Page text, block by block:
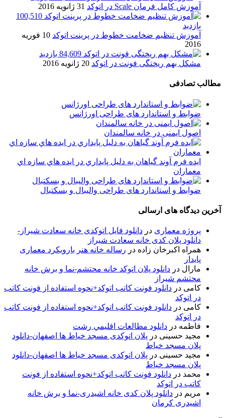
آموزش کامل فرمان Scale در اتوکد
31 ژانویه 2016
100,510
بازدید
آموزش تنظیم ضخامت خطوط در پرینت اتوکد
10 فوریه
2016
84,609 بازدید
مشکل بهم ریختگی فونت در اتوکد 20 ژانویه 2016
مطالب تصادفی
ضوابط و استاندارد های طراحی اورژانس
اصول ایمنی در خانه سالمندان
ایده فرم آوند گياهان به دليل پايداري در ايده هاي سازه اي
معماران
ضوابط و استاندارد های طراحی والیبال و بسکتبال
آخرین دیدگاه های ارسالی
پروژه معماری در دانلود فایل اتوکدی خانه سعادت شیراز-
دانلود پلان کدی خانه سعادت شیراز
همراه اکبرخان زاده در رساله خانه هنر بارویکرد معماری
پایدار
مارال در دانلود پلان اتوکد خانه محتشم-نما و برش خانه
محتشم شیراز
کامی در دانلود فونت کاتب اتوکد+نحوه استفاده از فونت کاتب
در اتوکد
کامی در دانلود فونت کاتب اتوکد+نحوه استفاده از فونت کاتب
در اتوکد
فاطمه در دانلود مطالعات اقليمي رشت
مجید حسینی در پلان اتوکدی مسجد خیاط ها اصفهان-دانلود
پلان مسجد خیاط
مجید حسینی در پلان اتوکدی مسجد خیاط ها اصفهان-دانلود
پلان مسجد خیاط
محمد در دانلود فونت کاتب اتوکد+نحوه استفاده از فونت
کاتب در اتوکد
مریم در دانلود پلان کدی خانه اشیدری-نما و برش خانه
اشیدری کرمان